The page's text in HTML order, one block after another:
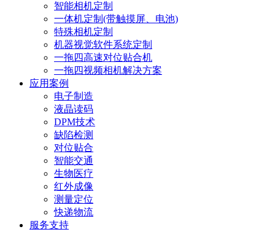
智能相机定制
一体机定制(带触摸屏、电池)
特殊相机定制
机器视觉软件系统定制
一拖四高速对位贴合机
一拖四视频相机解决方案
应用案例
电子制造
液晶读码
DPM技术
缺陷检测
对位贴合
智能交通
生物医疗
红外成像
测量定位
快递物流
服务支持